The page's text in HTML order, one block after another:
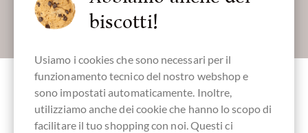
Absenden
Altri clienti valutati Solo cioccolatini
fondente nel set (Edizione luglio 2025)
biscotti!
Usiamo i cookies che sono necessari per il
funzionamento tecnico del nostro webshop e
sono impostati automaticamente. Inoltre,
utilizziamo anche dei cookie che hanno lo scopo di
facilitare il tuo shopping con noi. Questi ci